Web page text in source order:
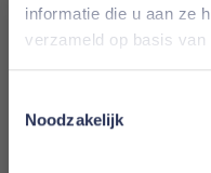
informatie die u aan ze
verzameld op basis van
Noodzakelijk
Levertijd
2 tot 4 weken
612 Blida Sand Grey